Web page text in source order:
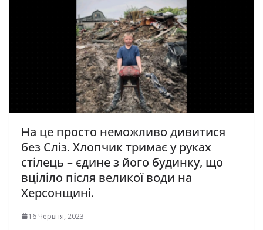
На це просто неможливо дивитися
без Сліз. Хлопчик тримає у руках
стілець – єдине з його будинку, що
вціліло після великої води на
Херсонщині.
16 Червня, 2023